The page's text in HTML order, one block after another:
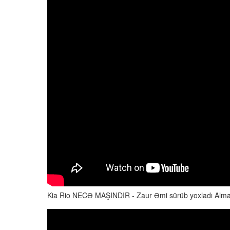
Kia Rio NECƏ MAŞINDIR - Zaur Əmi sürüb yoxladı